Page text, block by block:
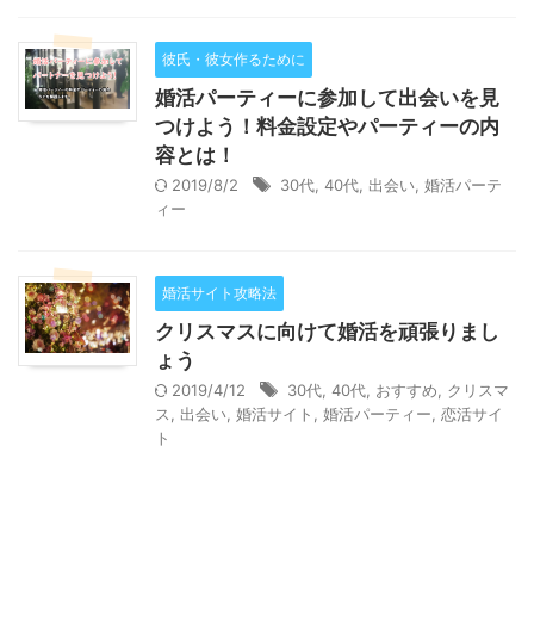
彼氏・彼女作るために
婚活パーティーに参加して出会いを見
つけよう！料金設定やパーティーの内
容とは！
2019/8/2 30代 40代 出会い 婚活パーテ
ィー
婚活サイト攻略法
クリスマスに向けて婚活を頑張りまし
ょう
2019/4/12 30代 40代 おすすめ
クリスマ
ス
出会い 婚活サイト 婚活パーティー 恋活サイ
ト